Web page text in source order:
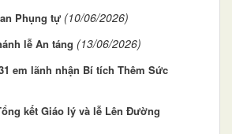
Phụng tự (10/06/2026)
lễ An táng (13/06/2026)
em lãnh nhận Bí tích Thêm Sức
kết Giáo lý và lễ Lên Đường